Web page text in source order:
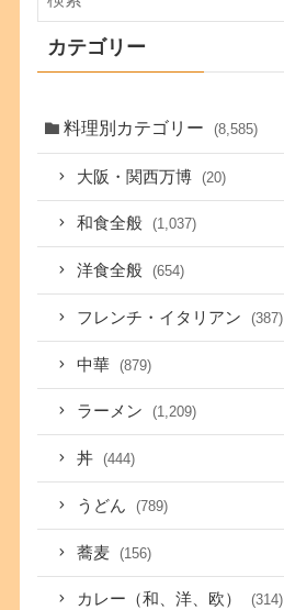
カテゴリー
料理別カテゴリー (8,585)
大阪・関西万博 (20)
和食全般 (1,037)
洋食全般 (654)
フレンチ・イタリアン (387)
中華 (879)
ラーメン (1,209)
丼 (444)
うどん (789)
蕎麦 (156)
カレー（和、洋、欧） (314)